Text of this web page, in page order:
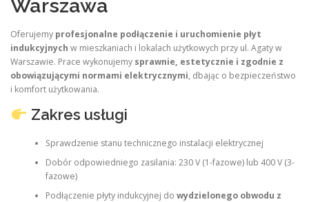
Warszawa
Oferujemy profesjonalne podłączenie i uruchomienie płyt
indukcyjnych w mieszkaniach i lokalach użytkowych przy ul. Agaty w
Warszawie. Prace wykonujemy sprawnie, estetycznie i zgodnie z
obowiązującymi normami elektrycznymi, dbając o bezpieczeństwo
i komfort użytkowania.
Zakres usługi
Sprawdzenie stanu technicznego instalacji elektrycznej
Dobór odpowiedniego zasilania: 230 V (1-fazowe) lub 400 V (3-
fazowe)
Podłączenie płyty indukcyjnej do wydzielonego obwodu z